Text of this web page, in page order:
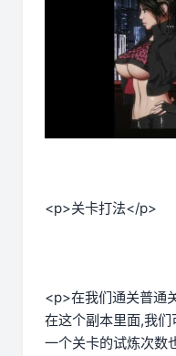
<p>关卡打法</p>
<p>在我们通关普通
在这个副本里面,我
一个关卡的试炼次数